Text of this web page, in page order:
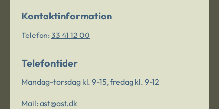
Kontaktinformation
Telefon: 33 41 12 00
Telefontider
Mandag-torsdag kl. 9-15, fredag kl. 9-12
Mail: ast@ast.dk